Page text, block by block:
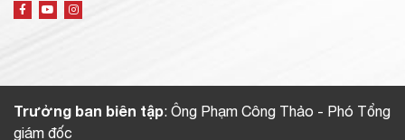
Trưởng ban biên tập: Ông Phạm Công Thảo - Phó Tổng
giám đốc